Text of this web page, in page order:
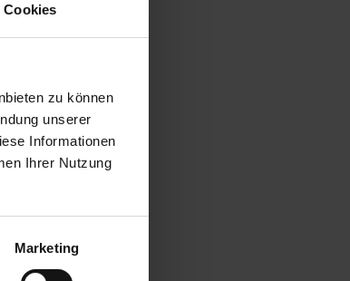
Cookies
zu können
unserer
Informationen
Ihrer Nutzung
Marketing